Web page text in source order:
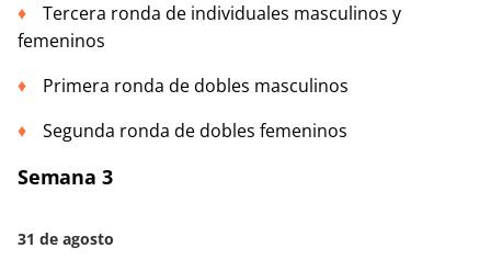
Tercera ronda de individuales masculinos y
femeninos
Primera ronda de dobles masculinos
Segunda ronda de dobles femeninos
Semana 3
31 de agosto